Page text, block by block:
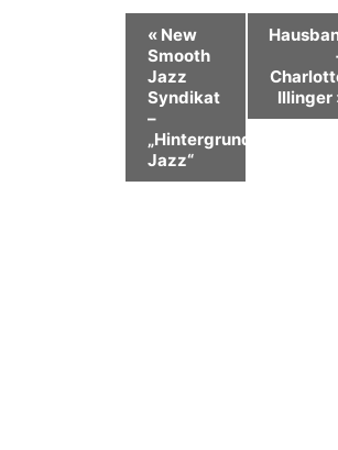
Navigation
« New
Smooth
Jazz
Syndikat
–
„Hintergrund
Jazz“
Illinger